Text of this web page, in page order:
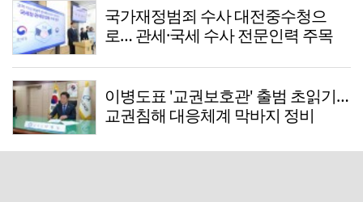
국가재정범죄 수사 대전중수청으
로… 관세·국세 수사 전문인력 주목
이병도표 '교권보호관' 출범 초읽기…
교권침해 대응체계 막바지 정비